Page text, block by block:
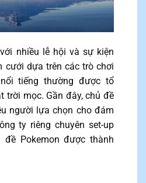
nhiều lễ hội và sự kiện
cưới dựa trên các trò chơi
tiếng thường được tổ
trời mọc. Gần đây, chủ đề
người lựa chọn cho đám
ty riêng chuyên set-up
Pokemon được thành